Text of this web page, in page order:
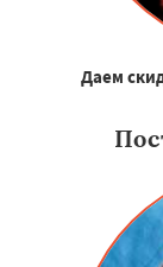
Даем